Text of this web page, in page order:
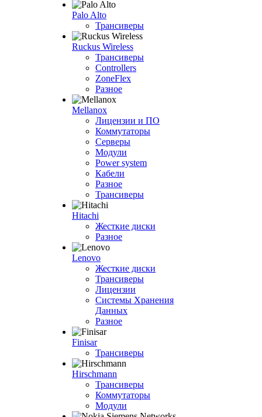
Palo Alto
Трансиверы
Ruckus Wireless
Трансиверы
Controllers
ZoneFlex
Разное
Mellanox
Лицензии и ПО
Коммутаторы
Серверы
Модули
Power system
Кабели
Разное
Трансиверы
Hitachi
Жесткие диски
Разное
Lenovo
Жесткие диски
Трансиверы
Лицензии
Системы Хранения
Данных
Разное
Finisar
Трансиверы
Hirschmann
Трансиверы
Коммутаторы
Модули